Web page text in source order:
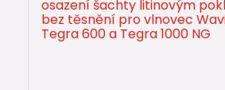
📚 Užitečné návody